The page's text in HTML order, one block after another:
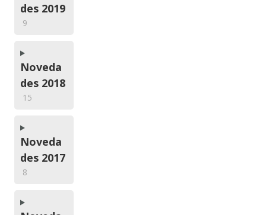
des 2019
9
Noveda
des 2018
15
Noveda
des 2017
8